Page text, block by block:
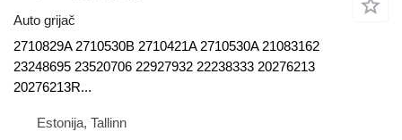
Auto grijač
2710829A 2710530B 2710421A 2710530A 21083162
23248695 23520706 22927932 22238333 20276213
20276213R...
Estonija, Tallinn